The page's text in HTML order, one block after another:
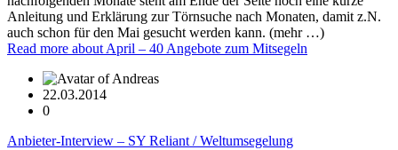
Anleitung und Erklärung zur Törnsuche nach Monaten, damit z.N.
auch schon für den Mai gesucht werden kann. (mehr …)
Read more about April – 40 Angebote zum Mitsegeln
22.03.2014
0
Anbieter-Interview – SY Reliant / Weltumsegelung